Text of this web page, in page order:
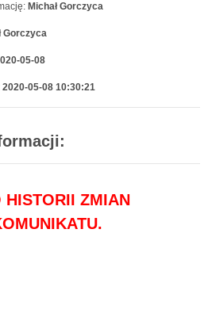
Michał Gorczyca
Gorczyca
05-08
2020-05-08 10:30:21
HISTORII ZMIAN